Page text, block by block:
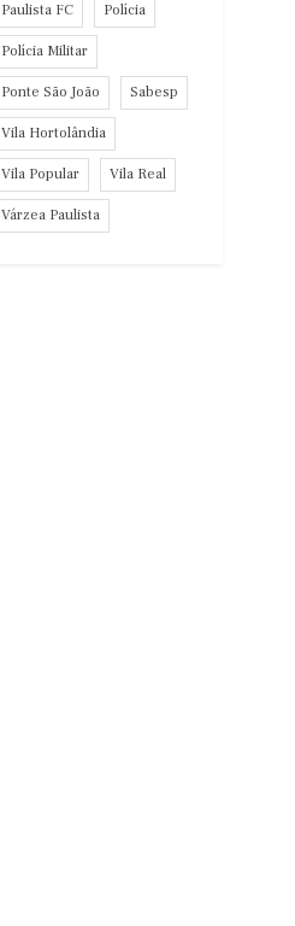
Paulista FC Polícia
Polícia Militar
Ponte São João Sabesp
Vila Hortolândia
Vila Popular Vila Real
Várzea Paulista